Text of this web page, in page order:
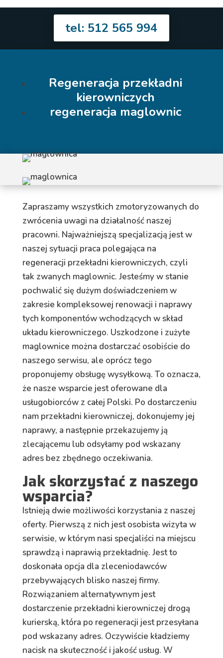
tel: 512 565 994
Regeneracja przekładni
kierowniczych
regeneracja maglownic
Zapraszamy wszystkich zmotoryzowanych do
zwrócenia uwagi na działalność naszej
pracowni. Najważniejszą specjalizacją jest w
naszej sytuacji praca polegająca na
regeneracji przekładni kierowniczych, czyli
tak zwanych maglownic. Jesteśmy w stanie
pochwalić się dużym doświadczeniem w
zakresie kompleksowej renowacji i naprawy
tych komponentów wchodzących w skład
układu kierowniczego. Uszkodzone i zużyte
maglownice można dostarczać osobiście do
naszego serwisu, ale oprócz tego
proponujemy obsługę wysyłkową. To oznacza,
że nasze wsparcie jest oferowane dla
usługobiorców z całej Polski. Po dostarczeniu
nam przekładni kierowniczej, dokonujemy jej
naprawy, a następnie przekazujemy ją
zlecającemu lub odsyłamy pod wskazany
adres bez zbędnego oczekiwania.
Jak skorzystać z naszego
wsparcia?
Istnieją dwie możliwości korzystania z naszej
oferty. Pierwszą z nich jest osobista wizyta w
serwisie, w którym nasi specjaliści na miejscu
sprawdzą i naprawią przekładnię. Jest to
doskonała opcja dla zleceniodawców
przebywających blisko naszej firmy.
Rozwiązaniem alternatywnym jest
dostarczenie przekładni kierowniczej drogą
kurierską, która po regeneracji jest przesyłana
pod wskazany adres. Oczywiście kładziemy
nacisk na skuteczność i jakość usług. W